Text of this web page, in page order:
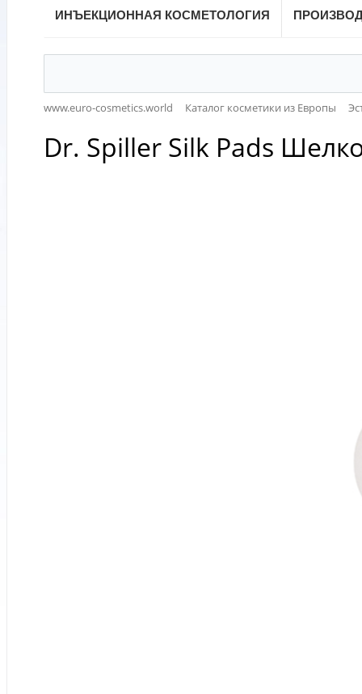
ИНЪЕКЦИОННАЯ КОСМЕТОЛОГИЯ
www.euro-cosmetics.world Каталог косметики из Европы
Dr. Spiller Silk Pads